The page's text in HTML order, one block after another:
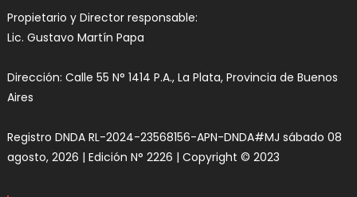
Propietario y Director responsable:
Lic. Gustavo Martín Papa
Dirección: Calle 55 N° 1414 P.A., La Plata, Provincia de Buenos
Aires
Registro DNDA RL-2024-23568156-APN-DNDA#MJ sábado 08
agosto, 2026 | Edición N° 2226 | Copyright © 2023